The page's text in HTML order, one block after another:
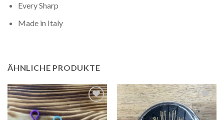
Every Sharp
Made in Italy
ÄHNLICHE PRODUKTE
Auf die
Wunschliste
Auf die
Wunschliste